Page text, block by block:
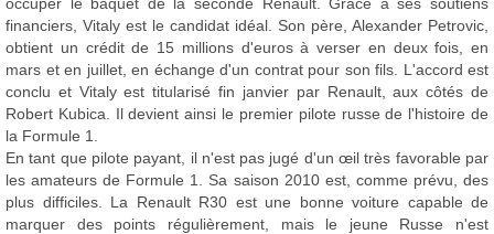
financiers, Vitaly est le candidat idéal. Son père, Alexander Petrovic,
obtient un crédit de 15 millions d'euros à verser en deux fois, en
mars et en juillet, en échange d'un contrat pour son fils. L'accord est
conclu et Vitaly est titularisé fin janvier par Renault, aux côtés de
Robert Kubica. Il devient ainsi le premier pilote russe de l'histoire de
la Formule 1.
En tant que pilote payant, il n'est pas jugé d'un œil très favorable par
les amateurs de Formule 1. Sa saison 2010 est, comme prévu, des
plus difficiles. La Renault R30 est une bonne voiture capable de
marquer des points régulièrement, mais le jeune Russe n'est